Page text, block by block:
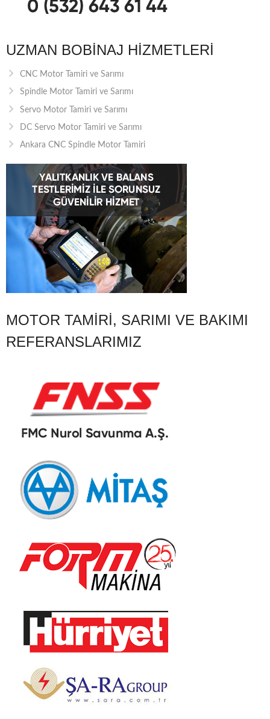
UZMAN BOBINAJ HIZMETLERI
CNC Motor Tamiri ve Sarımı
Spindle Motor Tamiri ve Sarımı
Servo Motor Tamiri ve Sarımı
DC Servo Motor Tamiri ve Sarımı
Ankara CNC Spindle Motor Tamiri
MOTOR TAMIRI, SARIMI VE BAKIMI
REFERANSLARIMIZ